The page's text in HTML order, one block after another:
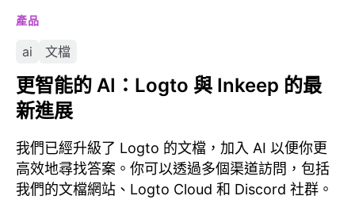
產品
ai 文檔
更智能的 AI：Logto 與 Inkeep 的最
新進展
我們已經升級了 Logto 的文檔，加入 AI 以便你更
高效地尋找答案。你可以透過多個渠道訪問，包括
我們的文檔網站、Logto Cloud 和 Discord 社群。